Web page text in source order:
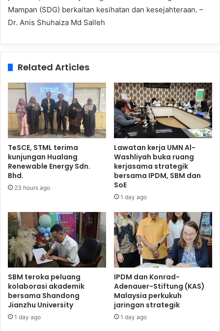
Mampan (SDG) berkaitan kesihatan dan kesejahteraan. –
Dr. Anis Shuhaiza Md Salleh
Related Articles
TeSCE, STML terima
kunjungan Hualang
Renewable Energy Sdn.
Bhd.
23 hours ago
Lawatan kerja UMN Al-
Washliyah buka ruang
kerjasama strategik
bersama IPDM, SBM dan
SoE
1 day ago
SBM teroka peluang
kolaborasi akademik
bersama Shandong
Jianzhu University
1 day ago
IPDM dan Konrad-
Adenauer-Stiftung (KAS)
Malaysia perkukuh
jaringan strategik
1 day ago